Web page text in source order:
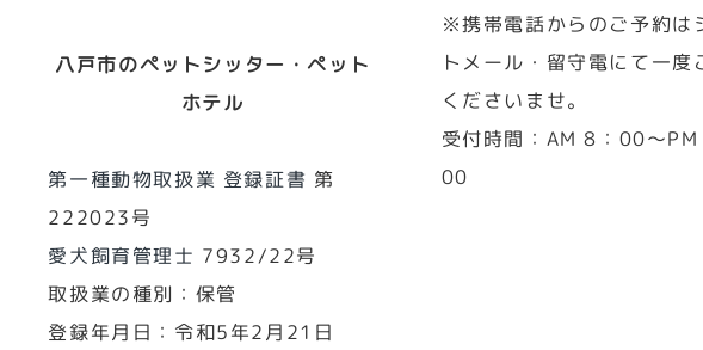
八戸市のペットシッター・ペット
ホテル
第一種動物取扱業 登録証書 第
222023号
愛犬飼育管理士 7932/22号
取扱業の種別：保管
登録年月日：令和5年2月21日
※携帯電話からのご予約は
トメール・留守電にて一度
くださいませ。
受付時間：AM 8：00～PM
00